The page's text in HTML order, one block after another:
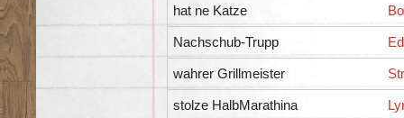
hat ne Katze
Nachschub-Trupp
wahrer Grillmeister
stolze HalbMarathina